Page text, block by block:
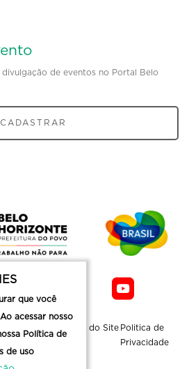
de eventos no Portal Belo
CADASTRAR
Mapa do Site Politica de
Privacidade
que você
acessar nosso
Política de
de uso